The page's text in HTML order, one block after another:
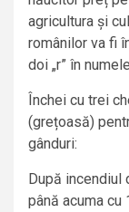
agricultura și
românilor va fi
doi „r” în
Închei cu trei
(grețoasă)
gânduri:
După incendiul
până acuma cu